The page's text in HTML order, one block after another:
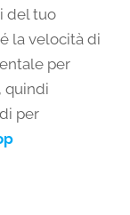
del tuo
la velocità di
per
quindi
per